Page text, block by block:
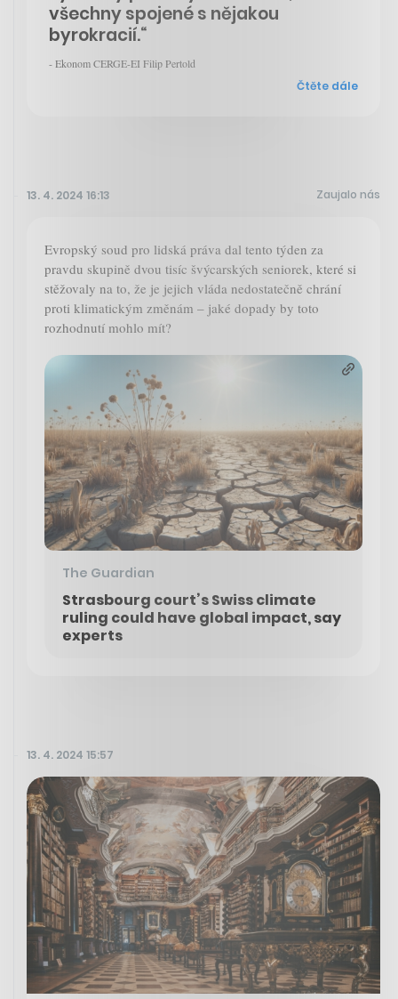
všechny spojené s nějakou
byrokracií.“
- Ekonom CERGE-EI Filip Pertold
Čtěte dále
13. 4. 2024 16:13 Zaujalo nás
Evropský soud pro lidská práva dal tento týden za
pravdu skupině dvou tisíc švýcarských seniorek, které si
stěžovaly na to, že je jejich vláda nedostatečně chrání
proti klimatickým změnám – jaké dopady by toto
rozhodnutí mohlo mít?
The Guardian
Strasbourg court’s Swiss climate
ruling could have global impact, say
experts
13. 4. 2024 15:57